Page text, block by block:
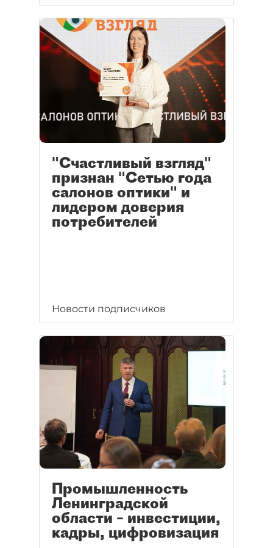
"Счастливый взгляд"
признан "Сетью года
салонов оптики" и
лидером доверия
потребителей
Новости подписчиков
Промышленность
Ленинградской
области – инвестиции,
кадры, цифровизация